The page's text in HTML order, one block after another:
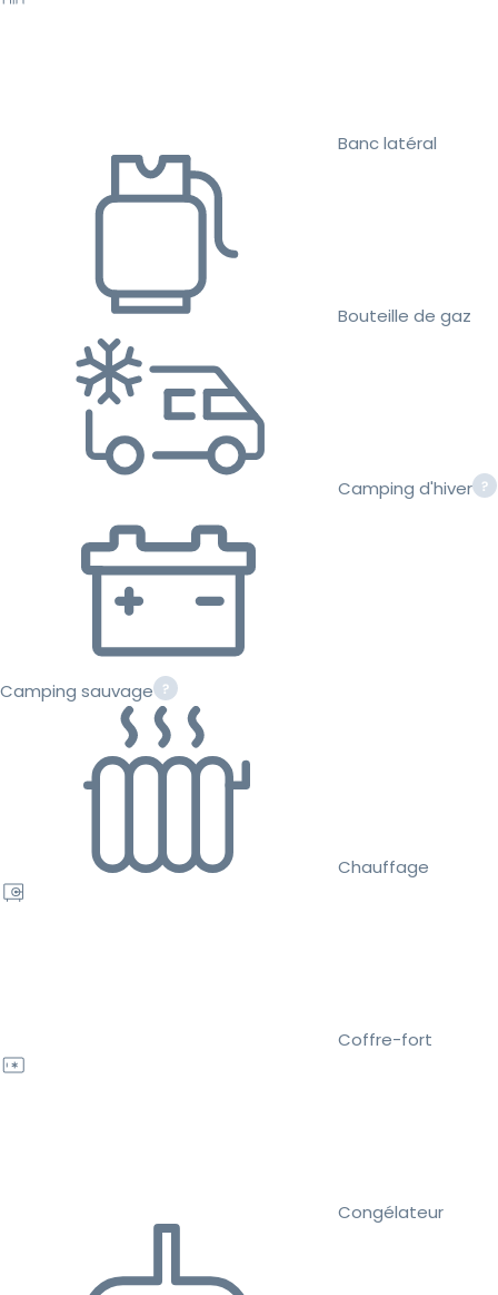
Banc latéral
Bouteille de gaz
Camping d'hiver
Camping sauvage
Chauffage
Coffre-fort
Congélateur